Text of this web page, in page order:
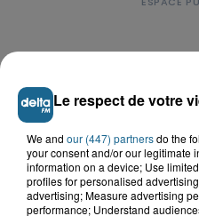
LE TOP DE
Le respect de votre
We and our (447) partnersdo the
your consent and/or our legitimate
information on a device; Use
profiles for personalised
advertising; Measure advertising
performance; Understand